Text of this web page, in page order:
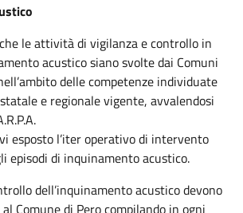
le attività di vigilanza e controllo in
acustico siano svolte dai Comuni
delle competenze individuate
e regionale vigente, avvalendosi
esposto l’iter operativo di intervento
episodi di inquinamento acustico.
dell’inquinamento acustico devono
Comune di Pero compilando in ogni